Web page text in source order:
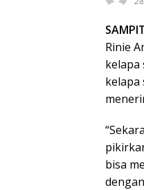
Rinie
kelapa
bisa